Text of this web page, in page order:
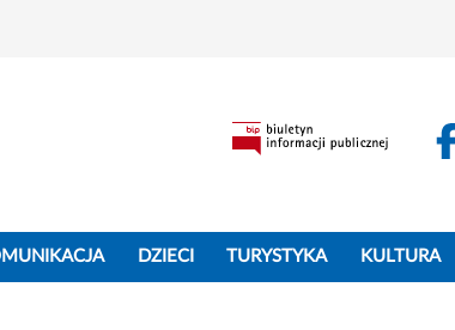
DZIECI TURYSTYKA KULTURA